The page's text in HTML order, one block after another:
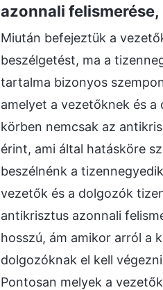
azonnali
Miután befejeztük a
beszélgetést, ma a
tartalma bizonyos
amelyet a vezetőknek és
körben nemcsak az
érint, ami által hatásköre
beszélnénk a
vezetők és a dolgozók
antikrisztus azonnali
hosszú, ám amikor arról a
dolgozóknak el kell
Pontosan melyek a